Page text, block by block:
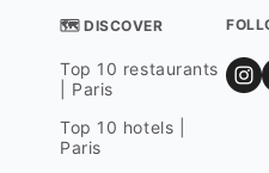
🗺 DISCOVER
Top 10 restaurants
| Paris
Top 10 hotels |
Paris